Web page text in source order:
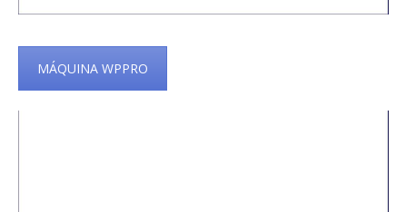
MÁQUINA WPPRO